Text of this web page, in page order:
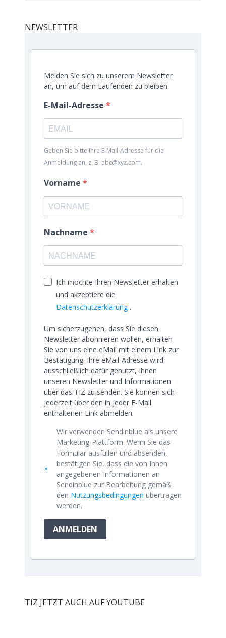
NEWSLETTER
Melden Sie sich zu unserem Newsletter
an, um auf dem Laufenden zu bleiben.
E-Mail-Adresse
Geben Sie bitte Ihre E-Mail-Adresse für die
Anmeldung an, z. B. abc@xyz.com.
Vorname
Nachname
Ich möchte Ihren Newsletter erhalten
und akzeptiere die
Datenschutzerklärung.
Um sicherzugehen, dass Sie diesen
Newsletter abonnieren wollen, erhalten
Sie von uns eine eMail mit einem Link zur
Bestätigung. Ihre eMail-Adresse wird
ausschließlich dafür genutzt, Ihnen
unseren Newsletter und Informationen
über das TIZ zu senden. Sie können sich
jederzeit über den in jeder E-Mail
enthaltenen Link abmelden.
Wir verwenden Sendinblue als unsere
Marketing-Plattform. Wenn Sie das
Formular ausfüllen und absenden,
bestätigen Sie, dass die von Ihnen
angegebenen Informationen an
Sendinblue zur Bearbeitung gemäß
den Nutzungsbedingungen übertragen
werden.
ANMELDEN
TIZ JETZT AUCH AUF YOUTUBE